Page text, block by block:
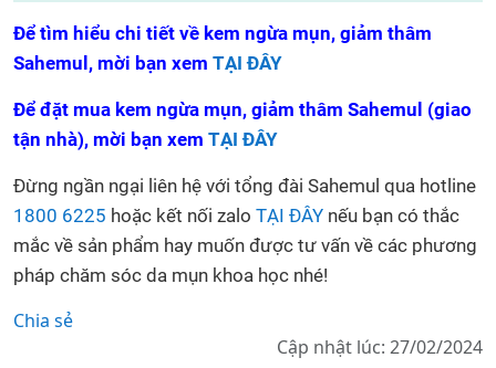
Để tìm hiểu chi tiết về kem ngừa mụn, giảm thâm
Sahemul, mời bạn xem TẠI ĐÂY
Để đặt mua kem ngừa mụn, giảm thâm Sahemul (giao
tận nhà), mời bạn xem TẠI ĐÂY
Đừng ngần ngại liên hệ với tổng đài Sahemul qua hotline
1800 6225 hoặc kết nối zalo TẠI ĐÂY nếu bạn có thắc
mắc về sản phẩm hay muốn được tư vấn về các phương
pháp chăm sóc da mụn khoa học nhé!
Chia sẻ
Cập nhật lúc: 27/02/2024